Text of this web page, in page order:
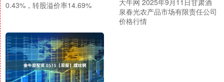
0.43%，转股溢价率14.69%
泉春光农产品市场有限责任公司
价格行情